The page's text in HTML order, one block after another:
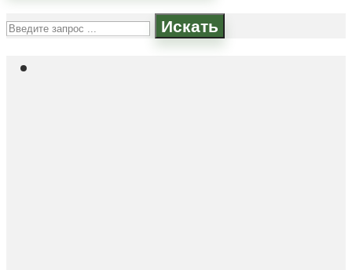
Искать